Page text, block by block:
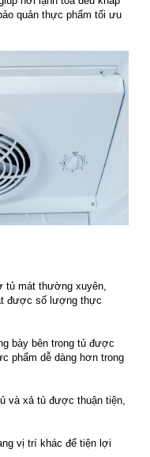
quản thực phẩm tối ưu
tủ mát thường xuyên,
được số lượng thực
bày bên trong tủ được
phẩm dễ dàng hơn trong
và xả tủ được thuận tiện,
vị trí khác để tiện lợi